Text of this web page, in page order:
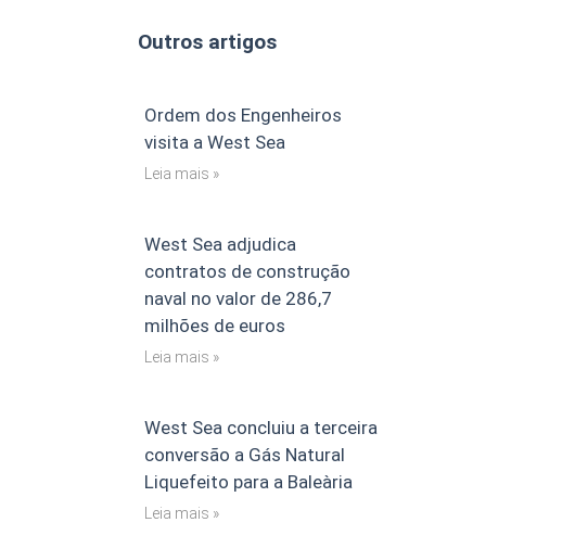
Outros artigos
Ordem dos Engenheiros
visita a West Sea
Leia mais »
West Sea adjudica
contratos de construção
naval no valor de 286,7
milhões de euros
Leia mais »
West Sea concluiu a terceira
conversão a Gás Natural
Liquefeito para a Baleària
Leia mais »